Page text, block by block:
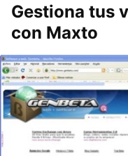
Gestiona tus
con Maxto